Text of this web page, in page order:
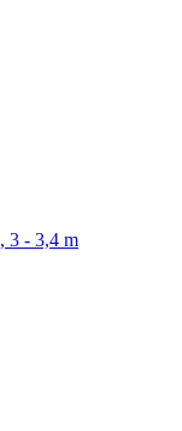
3 - 3,4 m